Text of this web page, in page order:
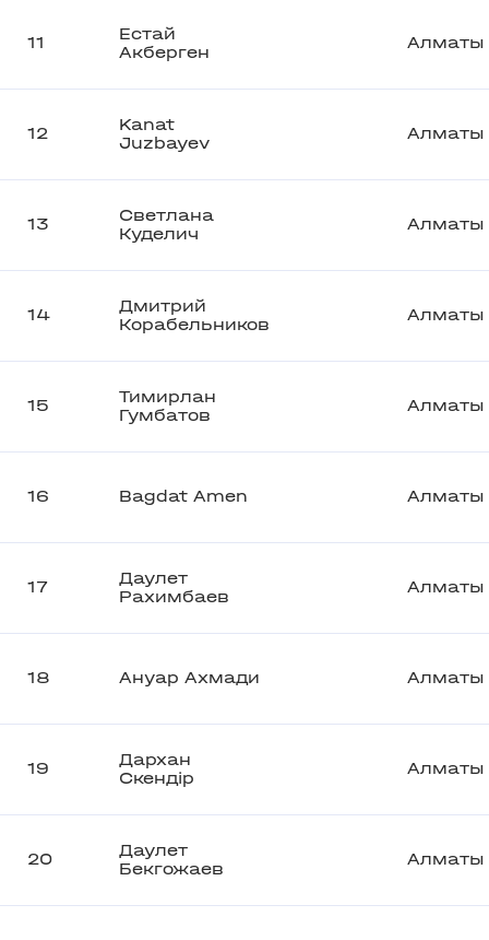
11
Естай
Акберген
Алматы
12
Kanat
Juzbayev
Алматы
13
Светлана
Куделич
Алматы
14
Дмитрий
Корабельников
Алматы
15
Тимирлан
Гумбатов
Алматы
16 Bagdat Amen Алматы
17
Даулет
Рахимбаев
Алматы
18 Ануар Ахмади Алматы
19
Дархан
Скендiр
Алматы
20
Даулет
Бекгожаев
Алматы